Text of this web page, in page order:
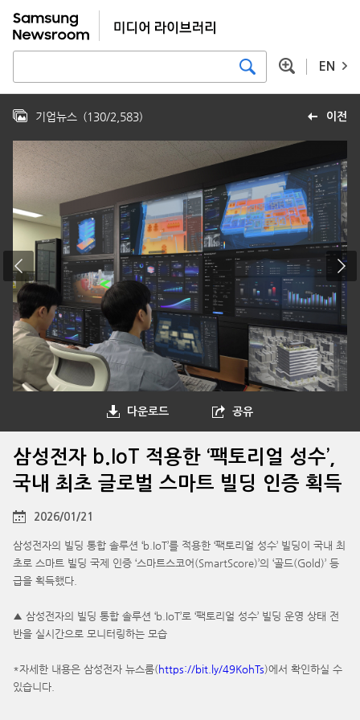
EN
이전
기업뉴스 (130/2,583)
다운로드 공유
삼성전자 b.IoT 적용한 ‘팩토리얼 성수’,
국내 최초 글로벌 스마트 빌딩 인증 획득
2026/01/21
삼성전자의 빌딩 통합 솔루션 ‘b.IoT’를 적용한 ‘팩토리얼 성수’ 빌딩이 국내 최
초로 스마트 빌딩 국제 인증 ‘스마트스코어(SmartScore)’의 ‘골드(Gold)’ 등
급을 획득했다.
▲ 삼성전자의 빌딩 통합 솔루션 ‘b.IoT’로 ‘팩토리얼 성수’ 빌딩 운영 상태 전
반을 실시간으로 모니터링하는 모습
*자세한 내용은 삼성전자 뉴스룸(https://bit.ly/49KohTs)에서 확인하실 수
있습니다.